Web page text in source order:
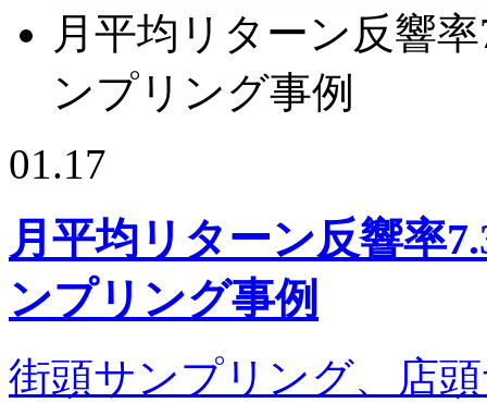
月平均リターン反響
ンプリング事例
01.17
月平均リターン反響率
ンプリング事例
街頭サンプリング、店